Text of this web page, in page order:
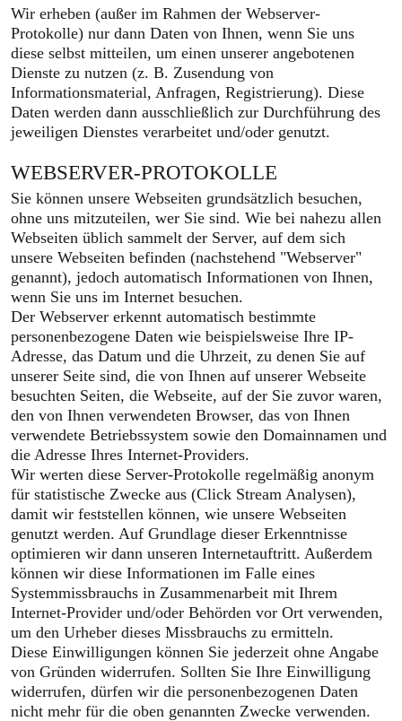
Wir erheben (außer im Rahmen der Webserver-
Protokolle) nur dann Daten von Ihnen, wenn Sie uns
diese selbst mitteilen, um einen unserer angebotenen
Dienste zu nutzen (z. B. Zusendung von
Informationsmaterial, Anfragen, Registrierung). Diese
Daten werden dann ausschließlich zur Durchführung des
jeweiligen Dienstes verarbeitet und/oder genutzt.
WEBSERVER-PROTOKOLLE
Sie können unsere Webseiten grundsätzlich besuchen,
ohne uns mitzuteilen, wer Sie sind. Wie bei nahezu allen
Webseiten üblich sammelt der Server, auf dem sich
unsere Webseiten befinden (nachstehend "Webserver"
genannt), jedoch automatisch Informationen von Ihnen,
wenn Sie uns im Internet besuchen.
Der Webserver erkennt automatisch bestimmte
personenbezogene Daten wie beispielsweise Ihre IP-
Adresse, das Datum und die Uhrzeit, zu denen Sie auf
unserer Seite sind, die von Ihnen auf unserer Webseite
besuchten Seiten, die Webseite, auf der Sie zuvor waren,
den von Ihnen verwendeten Browser, das von Ihnen
verwendete Betriebssystem sowie den Domainnamen und
die Adresse Ihres Internet-Providers.
Wir werten diese Server-Protokolle regelmäßig anonym
für statistische Zwecke aus (Click Stream Analysen),
damit wir feststellen können, wie unsere Webseiten
genutzt werden. Auf Grundlage dieser Erkenntnisse
optimieren wir dann unseren Internetauftritt. Außerdem
können wir diese Informationen im Falle eines
Systemmissbrauchs in Zusammenarbeit mit Ihrem
Internet-Provider und/oder Behörden vor Ort verwenden,
um den Urheber dieses Missbrauchs zu ermitteln.
Diese Einwilligungen können Sie jederzeit ohne Angabe
von Gründen widerrufen. Sollten Sie Ihre Einwilligung
widerrufen, dürfen wir die personenbezogenen Daten
nicht mehr für die oben genannten Zwecke verwenden.